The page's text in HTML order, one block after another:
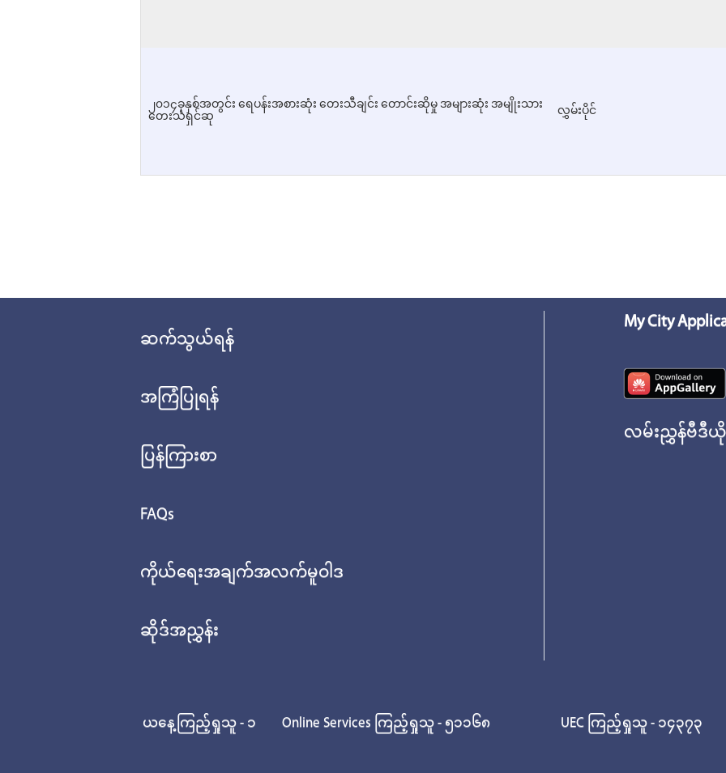
၂၀၁၄ခုနှစ်အတွင်း ရေပန်းအစားဆုံး တေးသီချင်း တောင်းဆိုမှု အများဆုံး အမျိုးသား
တေးသံရှင်ဆု
လွှမ်းပိုင်
ဆက်သွယ်ရန်
အကြံပြုရန်
ပြန်ကြားစာ
FAQs
ကိုယ်ရေးအချက်အလက်မူဝါဒ
ဆိုဒ်အညွှန်း
My City
လမ်းညွှန်ဗီဒီယိုမ
ယနေ့ကြည့်ရှုသူ - ၁ Online Services ကြည့်ရှုသူ - ၅၁၁၆၈ UEC ကြည့်ရှုသူ - ၁၄၃၇၃